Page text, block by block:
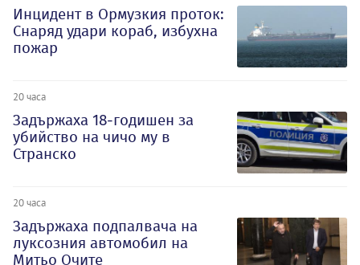
Инцидент в Ормузкия проток:
Снаряд удари кораб, избухна
пожар
20 часа
Задържаха 18-годишен за
убийство на чичо му в
Странско
20 часа
Задържаха подпалвача на
луксозния автомобил на
Митьо Очите